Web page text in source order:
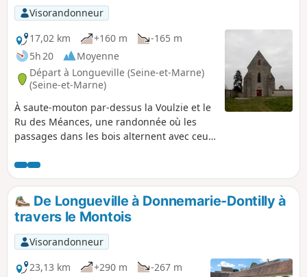
Visorandonneur
17,02 km
+160 m
-165 m
5h 20
Moyenne
Départ à Longueville (Seine-et-Marne)
(Seine-et-Marne)
À saute-mouton par-dessus la Voulzie et le
Ru des Méances, une randonnée où les
passages dans les bois alternent avec ceux
Lourps impose son altière silhouette visible
de loin alors que l’Église de Chalmaison ne
se dévoile qu'au dernier moment. Deux
anciens moulins à eau ajoutent au charme
de cet itinéraire.
De Longueville à Donnemarie-Dontilly à
travers le Montois
Visorandonneur
23,13 km
+290 m
-267 m